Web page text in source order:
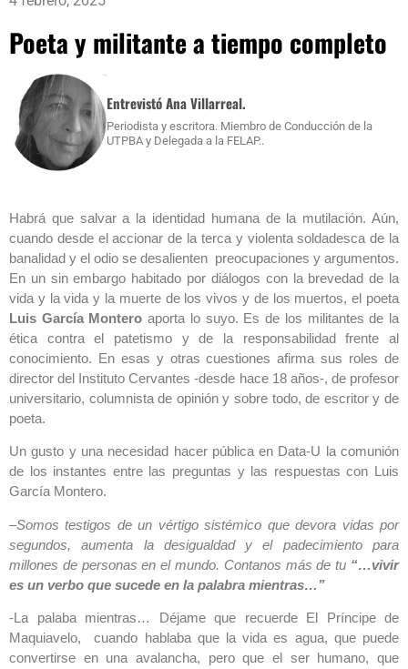
Poeta y militante a tiempo completo
Entrevistó Ana Villarreal.
Periodista y escritora. Miembro de Conducción de la
UTPBA y Delegada a la FELAP..
Habrá que salvar a la identidad humana de la mutilación. Aún,
cuando desde el accionar de la terca y violenta soldadesca de la
banalidad y el odio se desalienten preocupaciones y argumentos.
En un sin embargo habitado por diálogos con la brevedad de la
vida y la vida y la muerte de los vivos y de los muertos, el poeta
Luis García Montero aporta lo suyo. Es de los militantes de la
ética contra el patetismo y de la responsabilidad frente al
conocimiento. En esas y otras cuestiones afirma sus roles de
director del Instituto Cervantes -desde hace 18 años-, de profesor
universitario, columnista de opinión y sobre todo, de escritor y de
poeta.
Un gusto y una necesidad hacer pública en Data-U la comunión
de los instantes entre las preguntas y las respuestas con Luis
García Montero.
–Somos testigos de un vértigo sistémico que devora vidas por
segundos, aumenta la desigualdad y el padecimiento para
millones de personas en el mundo. Contanos más de tu “…vivir
es un verbo que sucede en la palabra mientras…”
-La palaba mientras… Déjame que recuerde El Príncipe de
Maquiavelo, cuando hablaba que la vida es agua, que puede
convertirse en una avalancha, pero que el ser humano, que